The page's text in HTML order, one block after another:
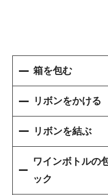
箱を包む
リボンをかける
リボンを結ぶ
ワインボトルの
ック